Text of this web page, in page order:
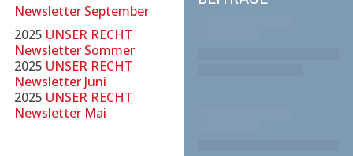
Newsletter September
2025 UNSER RECHT
Newsletter Sommer
2025 UNSER RECHT
Newsletter Juni
2025 UNSER RECHT
Newsletter Mai